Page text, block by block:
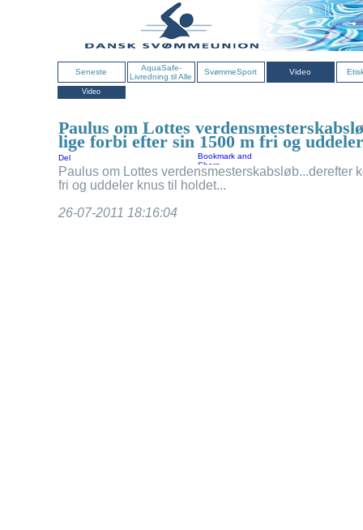
Seneste
AquaSafe-
Livredning til Alle
SvømmeSport Video
Video
Paulus om Lottes
lige forbi efter sin 1500 m fri og
Del
Paulus om Lottes verdensmesterskabsløb...derefter
fri og uddeler knus til holdet...
26-07-2011 18:16:04